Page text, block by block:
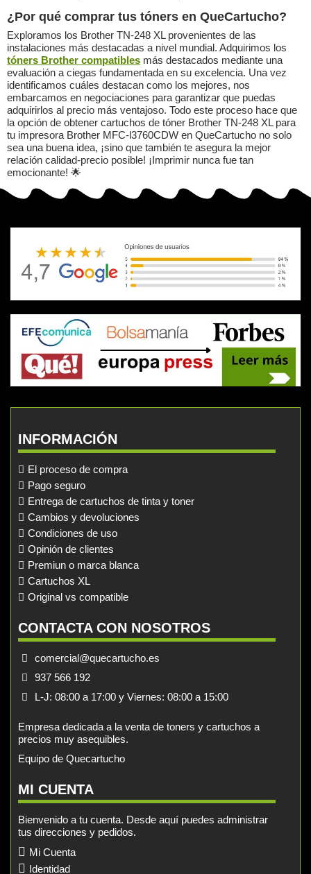
¿Por qué comprar tus tóners en QueCartucho?
Exploramos los Brother TN-248 XL provenientes de las
instalaciones más destacadas a nivel mundial. Adquirimos los
tóners Brother compatibles más destacados mediante una
evaluación a ciegas fundamentada en su excelencia. Una vez
identificamos cuáles destacan como los mejores, nos
embarcamos en negociaciones para garantizar que puedas
adquirirlos al precio más ventajoso. Todo este proceso hace que
la opción de obtener cartuchos de tóner Brother TN-248 XL para
tu impresora Brother MFC-l3760CDW en QueCartucho no solo
sea una buena idea, ¡sino que también te asegura la mejor
relación calidad-precio posible! ¡Imprimir nunca fue tan
emocionante! 🌟
INFORMACIÓN
El proceso de compra
Pago seguro
Entrega de cartuchos de tinta y toner
Cambios y devoluciones
Condiciones de uso
Opinión de clientes
Premiun o marca blanca
Cartuchos XL
Original vs compatible
CONTACTA CON NOSOTROS
comercial@quecartucho.es
937 566 192
L-J: 08:00 a 17:00 y Viernes: 08:00 a 15:00
Empresa dedicada a la venta de toners y cartuchos a
precios muy asequibles.
Equipo de Quecartucho
MI CUENTA
Bienvenido a tu cuenta. Desde aquí puedes administrar
tus direcciones y pedidos.
Mi Cuenta
Identidad